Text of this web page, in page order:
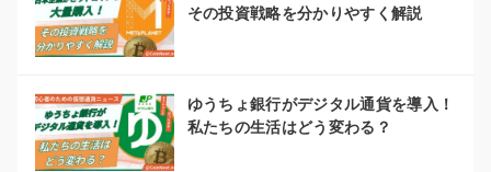
その投資戦略を分かりやすく解説
ゆうちょ銀行がデジタル通貨を導入！
私たちの生活はどう変わる？